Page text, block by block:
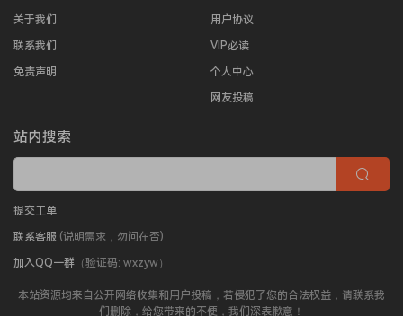
关于我们
联系我们
免责声明
用户协议
VIP必读
个人中心
网友投稿
站内搜索
提交工单
联系客服 (说明需求，勿问在否)
加入QQ一群 （验证码: wxzyw）
本站资源均来自公开网络收集和用户投稿，若侵犯了您的合法权益，请联系我
们删除，给您带来的不便，我们深表歉意！